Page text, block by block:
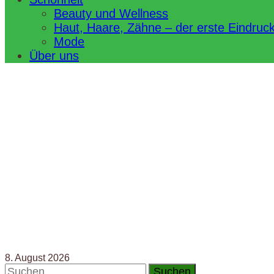
Beauty und Wellness
Haut, Haare, Zähne – der erste
Mode
Über uns
8. August 2026
Suchen